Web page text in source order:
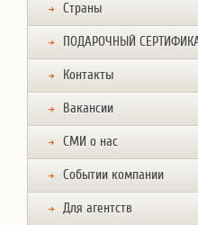
Страны
ПОДАРОЧНЫЙ
Контакты
Вакансии
СМИ о нас
Событии компании
Для агентств